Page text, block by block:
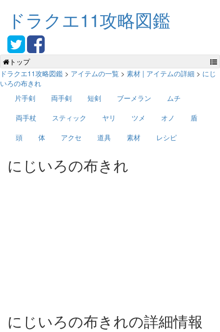
ドラクエ11攻略図鑑
トップ
ドラクエ11攻略図鑑 > アイテムの一覧 > 素材 | アイテムの詳細 > にじ
いろの布きれ
片手剣
両手剣 短剣 ブーメラン
ムチ
両手杖
スティック ヤリ ツメ オノ
盾
頭
体 アクセ 道具 素材 レシピ
にじいろの布きれ
にじいろの布きれの詳細情報